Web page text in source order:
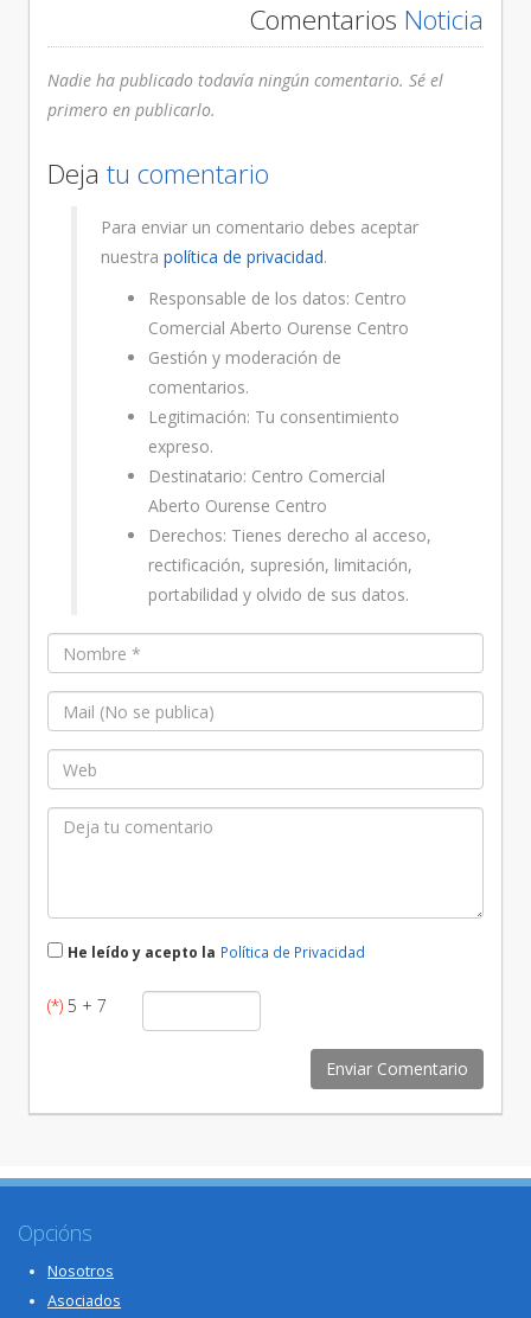
Comentarios Noticia
Nadie ha publicado todavía ningún comentario. Sé el
primero en publicarlo.
Deja tu comentario
Para enviar un comentario debes aceptar
nuestra política de privacidad.
Responsable de los datos: Centro
Comercial Aberto Ourense Centro
Gestión y moderación de
comentarios.
Legitimación: Tu consentimiento
expreso.
Destinatario: Centro Comercial
Aberto Ourense Centro
Derechos: Tienes derecho al acceso,
rectificación, supresión, limitación,
portabilidad y olvido de sus datos.
He leído y acepto la Política de Privacidad
(*) 5 + 7
Opcións
Nosotros
Asociados